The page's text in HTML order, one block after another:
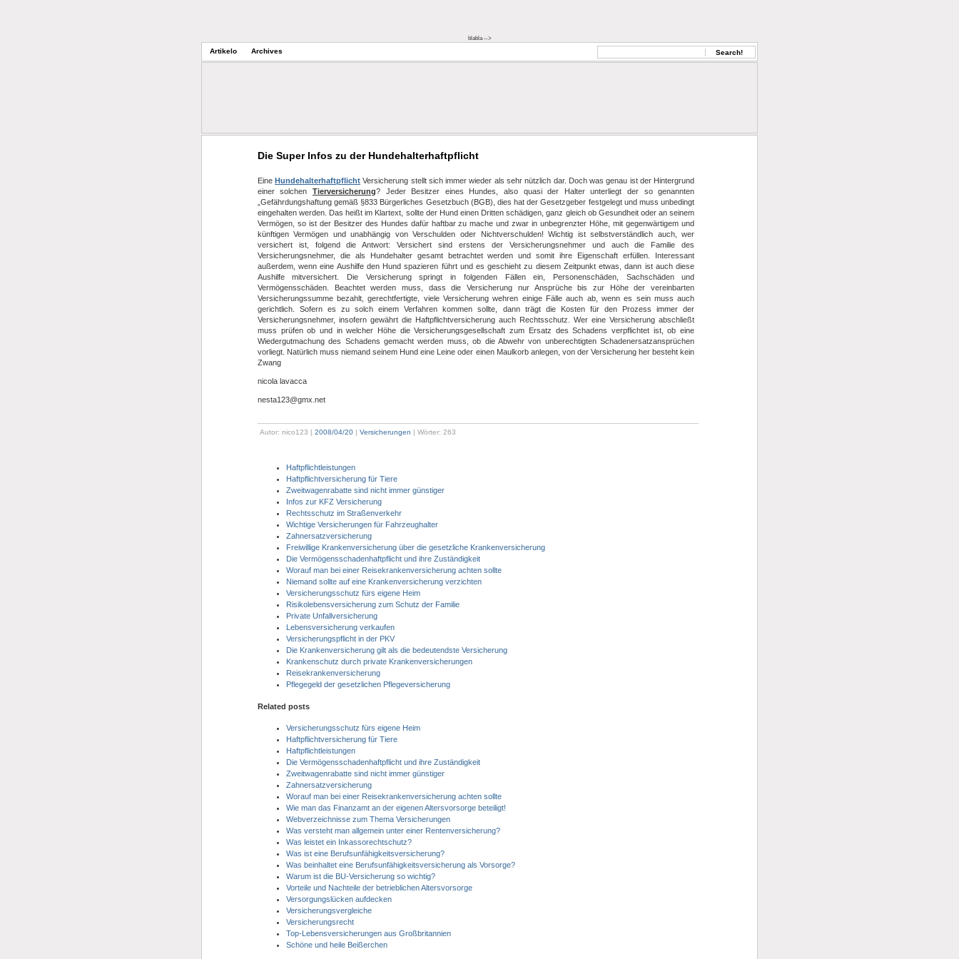
blabla -->
Artikelo Archives
Die Super Infos zu der Hundehalterhaftpflicht
EineHundehalterhaftpflicht Versicherung stellt sich immer wieder als sehr nützlich dar. Doch was genau ist der Hintergrund
einer solchen Tierversicherung? Jeder Besitzer eines Hundes, also quasi der Halter unterliegt der so genannten
„Gefährdungshaftung gemäß §833 Bürgerliches Gesetzbuch (BGB), dies hat der Gesetzgeber festgelegt und muss unbedingt
eingehalten werden. Das heißt im Klartext, sollte der Hund einen Dritten schädigen, ganz gleich ob Gesundheit oder an seinem
Vermögen, so ist der Besitzer des Hundes dafür haftbar zu mache und zwar in unbegrenzter Höhe, mit gegenwärtigem und
künftigen Vermögen und unabhängig von Verschulden oder Nichtverschulden! Wichtig ist selbstverständlich auch, wer
versichert ist, folgend die Antwort: Versichert sind erstens der Versicherungsnehmer und auch die Familie des
Versicherungsnehmer, die als Hundehalter gesamt betrachtet werden und somit ihre Eigenschaft erfüllen. Interessant
außerdem, wenn eine Aushilfe den Hund spazieren führt und es geschieht zu diesem Zeitpunkt etwas, dann ist auch diese
Aushilfe mitversichert. Die Versicherung springt in folgenden Fällen ein, Personenschäden, Sachschäden und
Vermögensschäden. Beachtet werden muss, dass die Versicherung nur Ansprüche bis zur Höhe der vereinbarten
Versicherungssumme bezahlt, gerechtfertigte, viele Versicherung wehren einige Fälle auch ab, wenn es sein muss auch
gerichtlich. Sofern es zu solch einem Verfahren kommen sollte, dann trägt die Kosten für den Prozess immer der
Versicherungsnehmer, insofern gewährt die Haftpflichtversicherung auch Rechtsschutz. Wer eine Versicherung abschließt
muss prüfen ob und in welcher Höhe die Versicherungsgesellschaft zum Ersatz des Schadens verpflichtet ist, ob eine
Wiedergutmachung des Schadens gemacht werden muss, ob die Abwehr von unberechtigten Schadenersatzansprüchen
vorliegt. Natürlich muss niemand seinem Hund eine Leine oder einen Maulkorb anlegen, von der Versicherung her besteht kein
Zwang
nicola lavacca
nesta123@gmx.net
Autor: nico123 | 2008/04/20| Versicherungen | Wörter: 263
Haftpflichtleistungen
Haftpflichtversicherung für Tiere
Zweitwagenrabatte sind nicht immer günstiger
Infos zur KFZ Versicherung
Rechtsschutz im Straßenverkehr
Wichtige Versicherungen für Fahrzeughalter
Zahnersatzversicherung
Freiwillige Krankenversicherung über die gesetzliche Krankenversicherung
Die Vermögensschadenhaftpflicht und ihre Zuständigkeit
Worauf man bei einer Reisekrankenversicherung achten sollte
Niemand sollte auf eine Krankenversicherung verzichten
Versicherungsschutz fürs eigene Heim
Risikolebensversicherung zum Schutz der Familie
Private Unfallversicherung
Lebensversicherung verkaufen
Versicherungspflicht in der PKV
Die Krankenversicherung gilt als die bedeutendste Versicherung
Krankenschutz durch private Krankenversicherungen
Reisekrankenversicherung
Pflegegeld der gesetzlichen Pflegeversicherung
Related posts
Versicherungsschutz fürs eigene Heim
Haftpflichtversicherung für Tiere
Haftpflichtleistungen
Die Vermögensschadenhaftpflicht und ihre Zuständigkeit
Zweitwagenrabatte sind nicht immer günstiger
Zahnersatzversicherung
Worauf man bei einer Reisekrankenversicherung achten sollte
Wie man das Finanzamt an der eigenen Altersvorsorge beteiligt!
Webverzeichnisse zum Thema Versicherungen
Was versteht man allgemein unter einer Rentenversicherung?
Was leistet ein Inkassorechtschutz?
Was ist eine Berufsunfähigkeitsversicherung?
Was beinhaltet eine Berufsunfähigkeitsversicherung als Vorsorge?
Warum ist die BU-Versicherung so wichtig?
Vorteile und Nachteile der betrieblichen Altersvorsorge
Versorgungslücken aufdecken
Versicherungsvergleiche
Versicherungsrecht
Top-Lebensversicherungen aus Großbritannien
Schöne und heile Beißerchen